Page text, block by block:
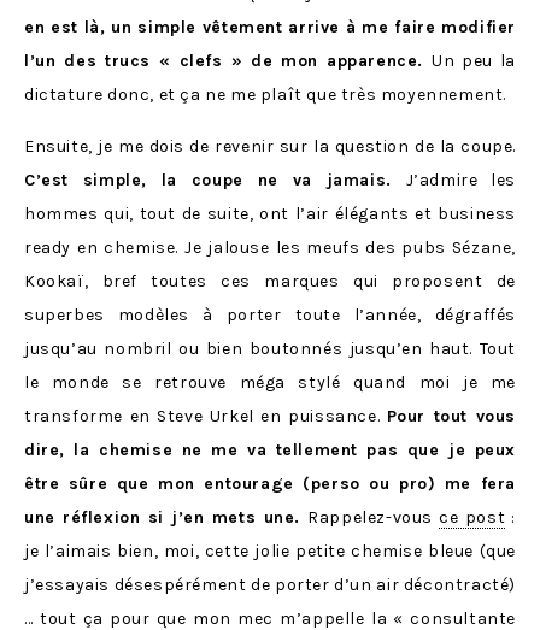
en est là, un simple vêtement arrive à me faire modifier
l’un des trucs « clefs » de mon apparence. Un peu la
dictature donc, et ça ne me plaît que très moyennement.
Ensuite, je me dois de revenir sur la question de la coupe.
C’est simple, la coupe ne va jamais. J’admire les
hommes qui, tout de suite, ont l’air élégants et business
ready en chemise. Je jalouse les meufs des pubs Sézane,
Kookaï, bref toutes ces marques qui proposent de
superbes modèles à porter toute l’année, dégraffés
jusqu’au nombril ou bien boutonnés jusqu’en haut. Tout
le monde se retrouve méga stylé quand moi je me
transforme en Steve Urkel en puissance. Pour tout vous
dire, la chemise ne me va tellement pas que je peux
être sûre que mon entourage (perso ou pro) me fera
une réflexion si j’en mets une. Rappelez-vousce post :
je l’aimais bien, moi, cette jolie petite chemise bleue (que
j’essayais désespérément de porter d’un air décontracté)
… tout ça pour que mon mec m’appelle la « consultante